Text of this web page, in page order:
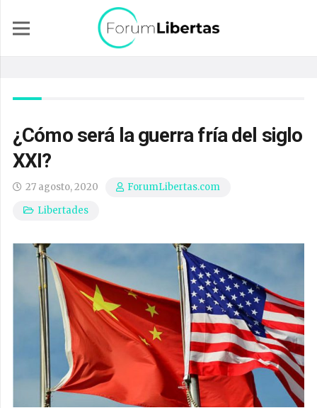
¿Cómo será la guerra fría del siglo
XXI?
27 agosto, 2020
ForumLibertas.com
Libertades